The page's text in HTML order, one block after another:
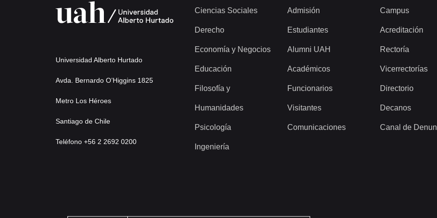
Universidad Alberto Hurtado
Avda. Bernardo O’Higgins 1825
Metro Los Héroes
Santiago de Chile
Teléfono +56 2 2692 0200
Ciencias Sociales
Derecho
Economía y Negocios
Educación
Filosofía y
Humanidades
Psicología
Ingeniería
Admisión
Estudiantes
Alumni UAH
Académicos
Funcionarios
Visitantes
Comunicaciones
Campus
Acreditación
Rectoría
Vicerrectorías
Directorio
Decanos
Canal de